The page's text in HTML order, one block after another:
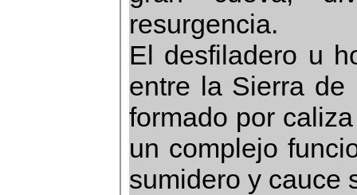
resurgencia.
El desfiladero u
entre la Sierra
formado por
un complejo
sumidero y cauce